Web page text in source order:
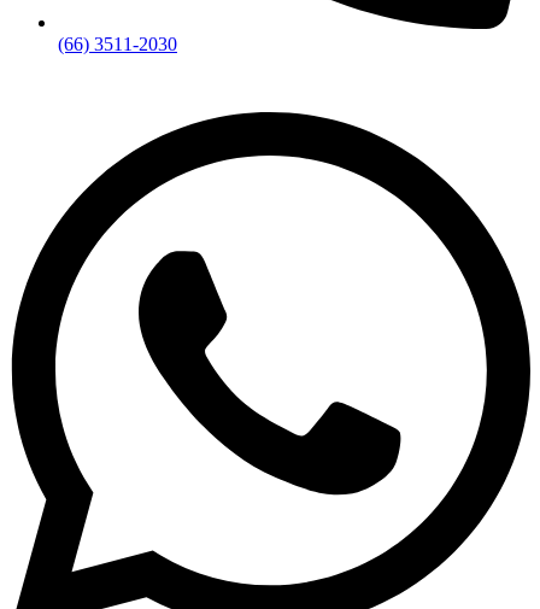
(66) 3511-2030